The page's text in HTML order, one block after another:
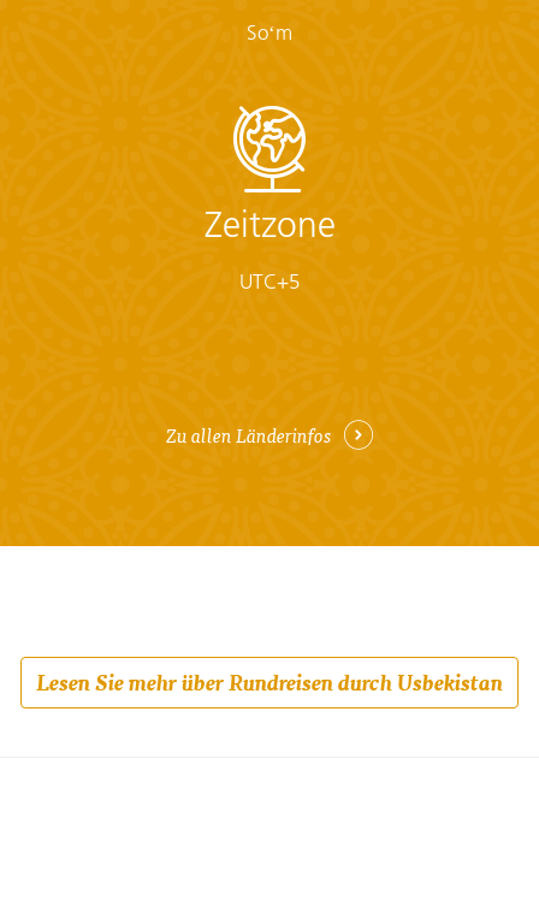
Soʻm
Zeitzone
UTC+5
Zu allen Länderinfos
Lesen Sie mehr über Rundreisen durch Usbekistan